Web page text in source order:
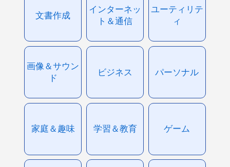
文書作成
インターネッ
ト＆通信
ユーティリテ
ィ
画像＆サウン
ド
ビジネス パーソナル
家庭＆趣味 学習＆教育 ゲーム